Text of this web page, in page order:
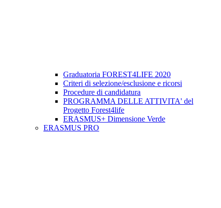
Graduatoria FOREST4LIFE 2020
Criteri di selezione/esclusione e ricorsi
Procedure di candidatura
PROGRAMMA DELLE ATTIVITA' del
Progetto Forest4life
ERASMUS+ Dimensione Verde
ERASMUS PRO